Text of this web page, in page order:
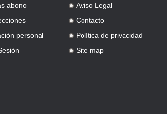
abono
personal
.
Aviso Legal
.
Contacto
.
Política de privacidad
.
Site map